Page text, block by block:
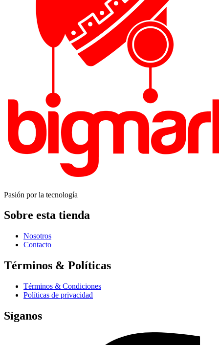
Pasión por la tecnología
Sobre esta tienda
Nosotros
Contacto
Términos & Políticas
Términos & Condiciones
Políticas de privacidad
Síganos